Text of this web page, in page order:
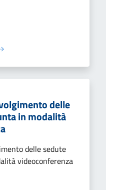
delle
in modalità
delle sedute
videoconferenza